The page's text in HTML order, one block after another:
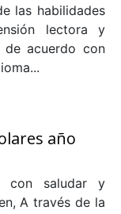
las habilidades
lectora y
de acuerdo con
año
con saludar y
A través de la